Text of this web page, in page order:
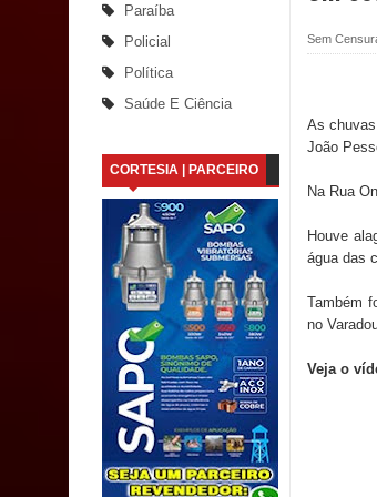
Saúde Bucal: Mais de 470
Caldas Brandão: Tradicional
Nota de pesar: Câmara de
Prefeito Major Sidnei busca
Denise Ribeiro toma posse
Dois Gigantes da Poesia
Vereador Davyd Matias reúne
Assembleia Legislativa
Mari marca presença no
Paraíba
Policial
Política
Saúde E Ciência
CORTESIA | PARCEIRO
Sem
As
João
Na Rua
Houve
água das
Também
no
Veja o